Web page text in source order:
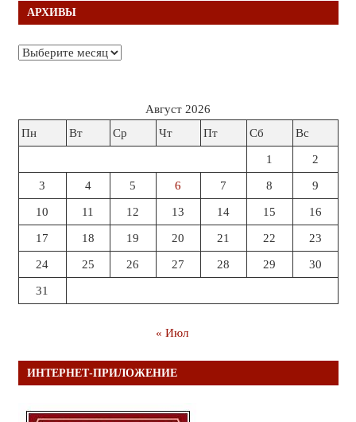
АРХИВЫ
Архивы
Август 2026
Пн
Вт Ср Чт Пт Сб Вс
1 2
3 4 5 6 7 8 9
10 11 12 13 14 15 16
17 18 19 20 21 22 23
24 25 26 27 28 29 30
31
« Июл
ИНТЕРНЕТ-ПРИЛОЖЕНИЕ